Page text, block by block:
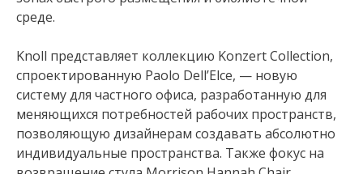
среде.
Knoll представляет коллекцию Konzert Collection,
спроектированную Paolo Dell’Elce, — новую
систему для частного офиса, разработанную для
меняющихся потребностей рабочих пространств,
позволяющую дизайнерам создавать абсолютно
индивидуальные пространства. Также фокус на